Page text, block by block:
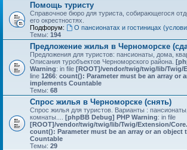
Помощь туристу
Справочное бюро для туриста, собирающегося
его окрестностях.
Подфорум:
О пансионатах и гостиницах
Темы: 194
Предложение жилья в Черноморске
Предложения для туристов: пансионаты, дома,
Описания туробъектов Черноморского района.
Warning: in file [ROOT]/vendor/twig/twig/lib/Twig/
line 1266: count(): Parameter must be an array or
implements Countable
Темы: 68
Спрос жилья в Черноморске (снять)
Спрос жилья для туристов. Варианты :
комнаты.... [phpBB Debug] PHP Warning: in file
[ROOT]/vendor/twig/twig/lib/Twig/Extension/
count(): Parameter must be an array or an object
Countable
Темы: 29